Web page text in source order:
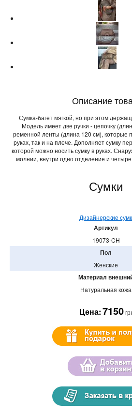
Описание
Сумка-багет мягкой, но при этом
Модель имеет две ручки - цепочку
ременной ленты (длина 120 см), которые
руках, так и на плече. Дополняет сумку
которой можно носить сумку в руках.
молнии, внутри одно отделение и
Сумки
Дизайнерские
Артикул
19073-CH
Пол
Женские
Материал
Натуральная кожа
Цена:7150